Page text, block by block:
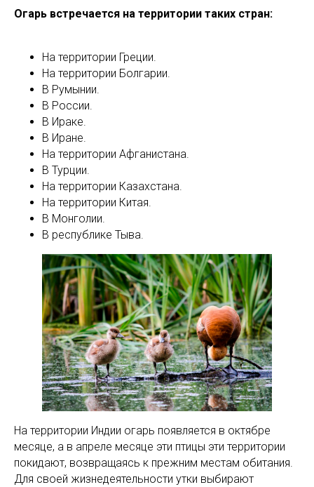
Огарь встречается на территории таких стран:
На территории Греции.
На территории Болгарии.
В Румынии.
В России.
В Ираке.
В Иране.
На территории Афганистана.
В Турции.
На территории Казахстана.
На территории Китая.
В Монголии.
В республике Тыва.
На территории Индии огарь появляется в октябре
месяце, а в апреле месяце эти птицы эти территории
покидают, возвращаясь к прежним местам обитания.
Для своей жизнедеятельности утки выбирают